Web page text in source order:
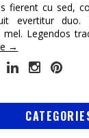
fierent cu sed,
evertitur duo.
Legendos
→